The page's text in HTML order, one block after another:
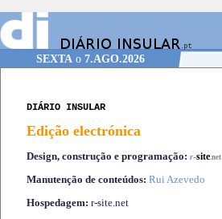
SEXTA o 7.AGO.2026
DIÁRIO INSULAR
Edição electrónica
Design, construção e programação: r-site.net
Manutenção de conteúdos: Rui Azevedo
Hospedagem: r-site.net